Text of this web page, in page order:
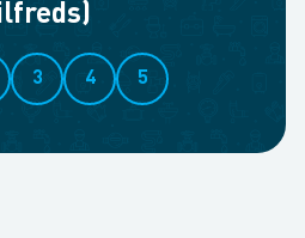
3 4 5